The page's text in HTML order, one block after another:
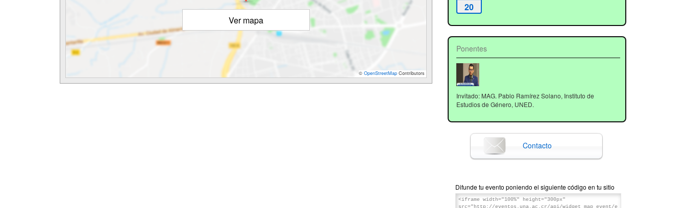
Ver mapa
© OpenStreetMap Contributors
20
Ponentes
Invitado: MAG. Pablo Ramírez Solano, Instituto de
Estudios de Género, UNED.
Contacto
Difunde tu evento poniendo el siguiente código en tu sitio